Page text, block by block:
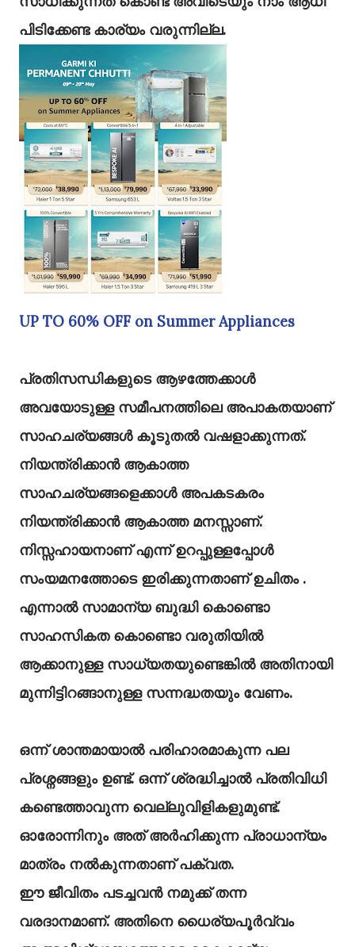
പിടിക്കേണ്ട കാര്യം വരുന്നില്ല.
UP TO 60% OFF on Summer Appliances
പ്രതിസന്ധികളുടെ ആഴത്തേക്കാൾ
അവയോടുള്ള സമീപനത്തിലെ അപാകതയാണ്‌
സാഹചര്യങ്ങൾ കൂടുതൽ വഷളാക്കുന്നത്‌.
നിയന്ത്രിക്കാൻ ആകാത്ത
സാഹചര്യങ്ങളെക്കാൾ അപകടകരം
നിയന്ത്രിക്കാൻ ആകാത്ത മനസ്സാണ്‌.
നിസ്സഹായനാണ്‌ എന്ന് ഉറപ്പുള്ളപ്പോൾ
സംയമനത്തോടെ ഇരിക്കുന്നതാണ്‌ ഉചിതം .
എന്നാൽ സാമാന്യ ബുദ്ധി കൊണ്ടൊ
സാഹസികത കൊണ്ടൊ വരുതിയിൽ
ആക്കാനുള്ള സാധ്യതയുണ്ടെങ്കിൽ അതിനായി
മുന്നിട്ടിറങ്ങാനുള്ള സന്നദ്ധതയും വേണം.
ഒന്ന് ശാന്തമായാൽ പരിഹാരമാകുന്ന പല
പ്രശ്നങ്ങളും ഉണ്ട്‌. ഒന്ന് ശ്രദ്ധിച്ചാൽ പ്രതിവിധി
കണ്ടെത്താവുന്ന വെല്ലുവിളികളുമുണ്ട്‌.
ഓരോന്നിനും അത്‌ അർഹിക്കുന്ന പ്രാധാന്യം
മാത്രം നൽകുന്നതാണ്‌ പക്വത.
ഈ ജീവിതം പടച്ചവൻ നമുക്ക് തന്ന
വരദാനമാണ്. അതിനെ ധൈര്യപൂർവ്വം